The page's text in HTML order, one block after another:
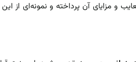
و مزایای آن پرداخته‌ و نمونه‌ای از